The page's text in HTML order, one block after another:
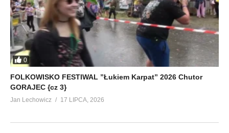
0
FOLKOWISKO FESTIWAL ”Łukiem Karpat” 2026 Chutor
GORAJEC {cz 3}
Jan Lechowicz 17 LIPCA, 2026